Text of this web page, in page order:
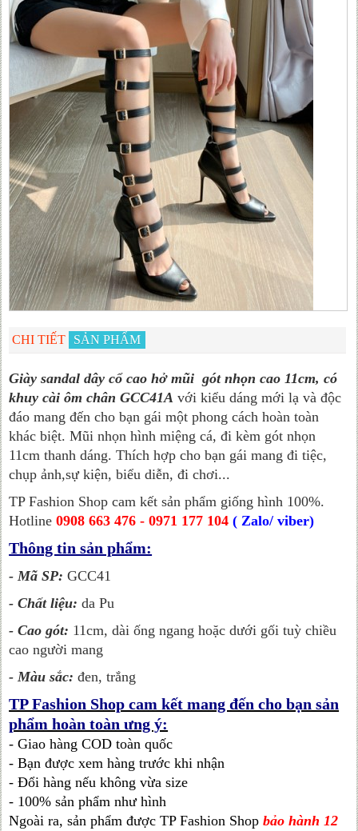
CHI TIẾT SẢN PHẨM
Giày sandal dây cổ cao hở mũi gót nhọn cao 11cm, có
khuy cài ôm chân GCC41A với kiểu dáng mới lạ và độc
đáo mang đến cho bạn gái một phong cách hoàn toàn
khác biệt. Mũi nhọn hình miệng cá, đi kèm gót nhọn
11cm thanh dáng. Thích hợp cho bạn gái mang đi tiệc,
chụp ảnh,sự kiện, biểu diễn, đi chơi...
TP Fashion Shop cam kết sản phẩm giống hình 100%.
Hotline0908 663 476 - 0971 177 104 ( Zalo/ viber)
Thông tin sản phẩm:
- Mã SP: GCC41
- Chất liệu:da Pu
- Cao gót: 11cm, dài ống ngang hoặc dưới gối tuỳ chiều
cao người mang
- Màu sắc: đen, trắng
TP Fashion Shop cam kết mang đến cho bạn sản
phẩm hoàn toàn ưng ý:
- Giao hàng COD toàn quốc
- Bạn được xem hàng trước khi nhận
- Đổi hàng nếu không vừa size
- 100% sản phẩm như hình
Ngoài ra, sản phẩm được TP Fashion Shopbảo hành 12